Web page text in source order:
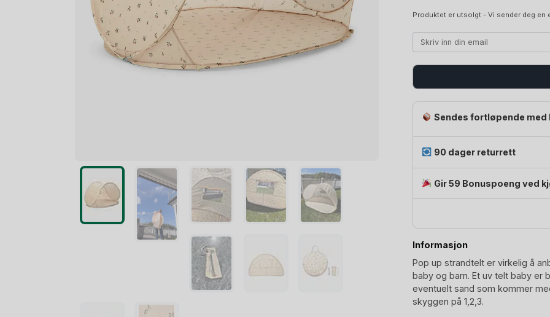
Produktet er utsolgt - Vi sender deg en
Sendes fortløpende med
90 dager returrett
Gir 59 Bonuspoeng ved
Informasjon
Pop up strandtelt er virkelig å
baby og barn. Et uv telt baby er
eventuelt sand som kommer
skyggen på 1,2,3.